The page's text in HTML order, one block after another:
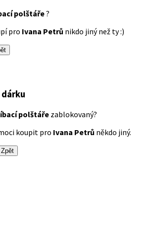
polštáře?
pro Ivana Petrů nikdo jiný než ty :)
polštáře zablokovaný?
koupit pro Ivana Petrů někdo jiný.